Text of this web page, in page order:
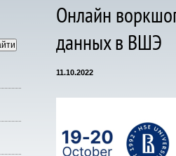
Онлайн
данных в ВШЭ
11.10.2022